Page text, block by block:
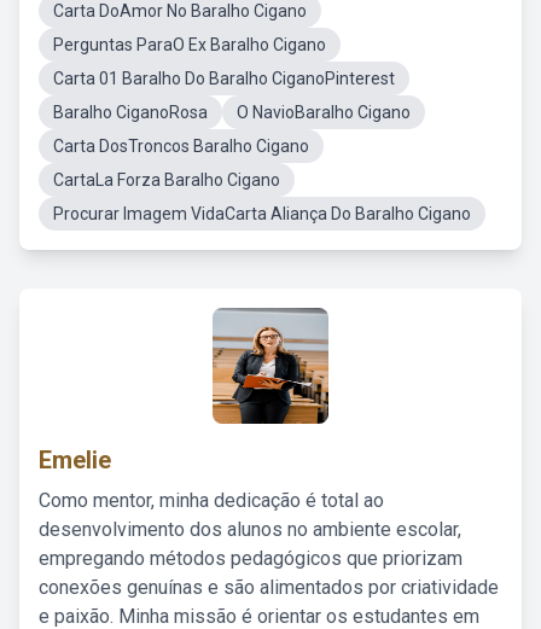
Carta DoAmor No Baralho Cigano
Perguntas ParaO Ex Baralho Cigano
Carta 01 Baralho Do Baralho CiganoPinterest
Baralho CiganoRosa
O NavioBaralho Cigano
Carta DosTroncos Baralho Cigano
CartaLa Forza Baralho Cigano
Procurar Imagem VidaCarta Aliança Do Baralho Cigano
Emelie
Como mentor, minha dedicação é total ao
desenvolvimento dos alunos no ambiente escolar,
empregando métodos pedagógicos que priorizam
conexões genuínas e são alimentados por criatividade
e paixão. Minha missão é orientar os estudantes em